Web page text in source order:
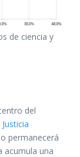
de ciencia y
del
permanecerá
acumula una